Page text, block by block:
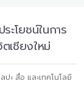
ะโยชน์ในการ
เชียงใหม่
ปะ สื่อ และเทคโนโลยี